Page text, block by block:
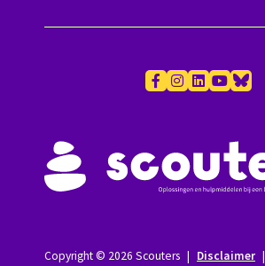
Copyright © 2026 Scouters | Disclaimer |